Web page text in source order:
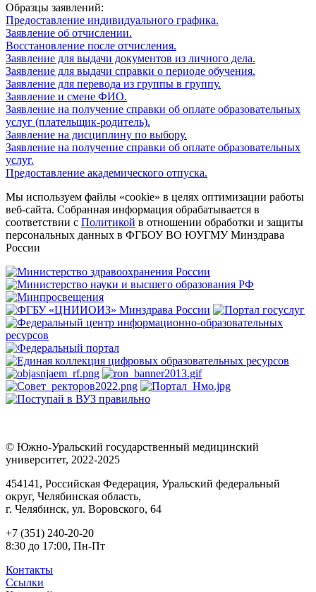
Образцы заявлений:
Предоставление индивидуального графика.
Заявление об отчислении.
Восстановление после отчисления.
Заявление для выдачи документов из личного дела.
Заявление для выдачи справки о периоде обучения.
Заявление для перевода из группы в группу.
Заявление и смене ФИО.
Заявление на получение справки об оплате образовательных
услуг (плательщик-родитель).
Заявление на дисциплину по выбору.
Заявление на получение справки об оплате образовательных
услуг.
Предоставление академического отпуска.
Мы используем файлы «cookie» в целях оптимизации работы
веб-сайта. Собранная информация обрабатывается в
соответствии с Политикой в отношении обработки и защиты
персональных данных в ФГБОУ ВО ЮУГМУ Минздрава
России
© Южно-Уральский государственный медицинский
университет, 2022-2025
454141, Российская Федерация, Уральский федеральный
округ, Челябинская область,
г. Челябинск, ул. Воровского, 64
+7 (351) 240-20-20
8:30 до 17:00, Пн-Пт
Контакты
Ссылки